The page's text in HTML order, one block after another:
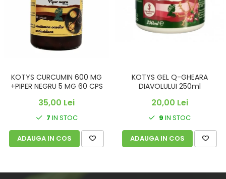
KOTYS CURCUMIN 600 MG
+PIPER NEGRU 5 MG 60 CPS
35,00 Lei
7 IN STOC
ADAUGA IN COS
KOTYS GEL Q-GHEARA
DIAVOLULUI 250ml
20,00 Lei
9 IN STOC
ADAUGA IN COS